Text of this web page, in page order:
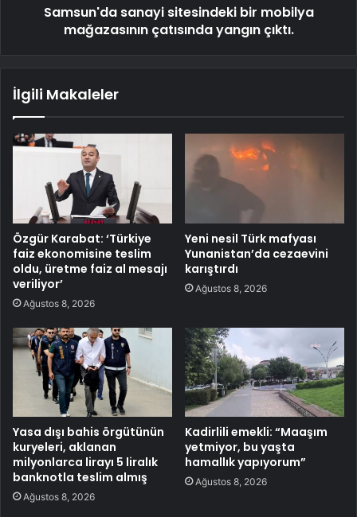
Samsun'da sanayi sitesindeki bir mobilya
mağazasının çatısında yangın çıktı.
İlgili Makaleler
Özgür Karabat: ‘Türkiye
faiz ekonomisine teslim
oldu, üretme faiz al mesajı
veriliyor’
Ağustos 8, 2026
Yeni nesil Türk mafyası
Yunanistan’da cezaevini
karıştırdı
Ağustos 8, 2026
Yasa dışı bahis örgütünün
kuryeleri, aklanan
milyonlarca lirayı 5 liralık
banknotla teslim almış
Ağustos 8, 2026
Kadirlili emekli: “Maaşım
yetmiyor, bu yaşta
hamallık yapıyorum”
Ağustos 8, 2026